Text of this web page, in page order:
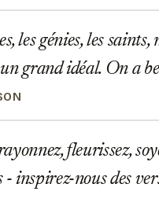
les génies, les
grand idéal. On a
fleurissez,
inspirez-nous des